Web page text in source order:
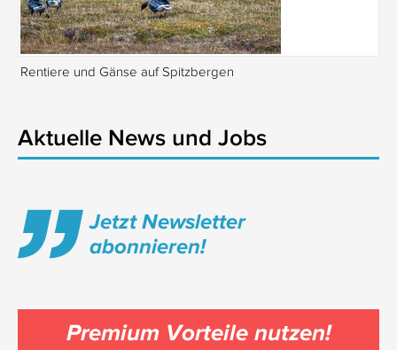
Rentiere und Gänse auf Spitzbergen
Aktuelle News und Jobs
Jetzt Newsletter
abonnieren!
Premium Vorteile nutzen!